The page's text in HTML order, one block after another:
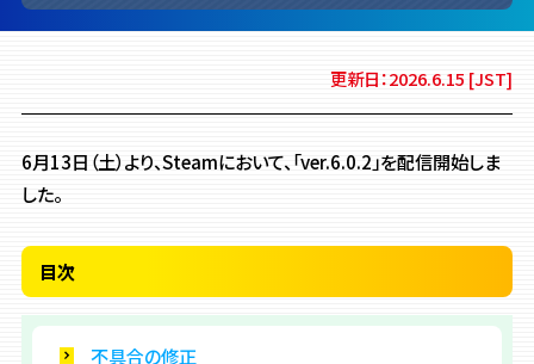
更新日：2026.6.15 [JST]
6月13日（土）より、Steamにおいて、「ver.6.0.2」を配信開始しま
した。
目次
不具合の修正